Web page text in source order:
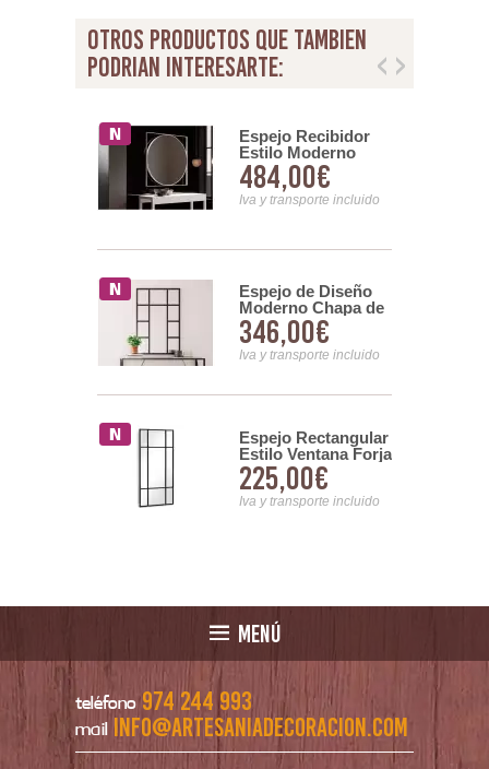
otros productos que tambien
podrian interesarte:
Espejo Recibidor
Estilo Moderno
Pletina Acero Serie
Athose
484,00€
Iva y transporte incluido
Espejo de Diseño
Moderno Chapa de
Acero Serie
Manzaneda
346,00€
Iva y transporte incluido
Espejo Rectangular
Estilo Ventana Forja
Negra Atonsas
225,00€
Iva y transporte incluido
MENÚ
teléfono 974 244 993
mail info@artesaniadecoracion.com